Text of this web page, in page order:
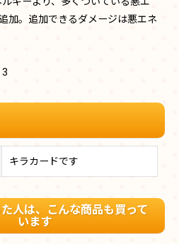
加。追加できるダメージは悪エネ
キラカードです
人は、こんな商品も買って
います